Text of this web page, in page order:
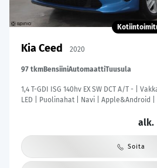
Kia Ceed 2020
97 tkmBensiiniAutomaattiTuusula
1,4 T-GDI ISG 140hv EX SW DCT A/T - |
LED | Puolinahat | Navi | Apple&Android
alk.
Soita